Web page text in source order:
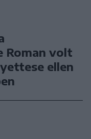
Roman volt
ellen